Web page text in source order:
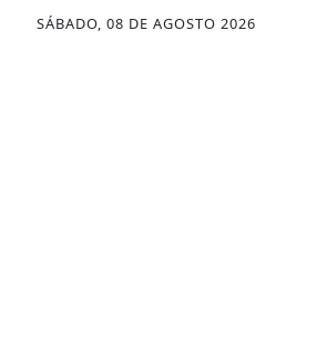
SÁBADO, 08 DE AGOSTO 2026